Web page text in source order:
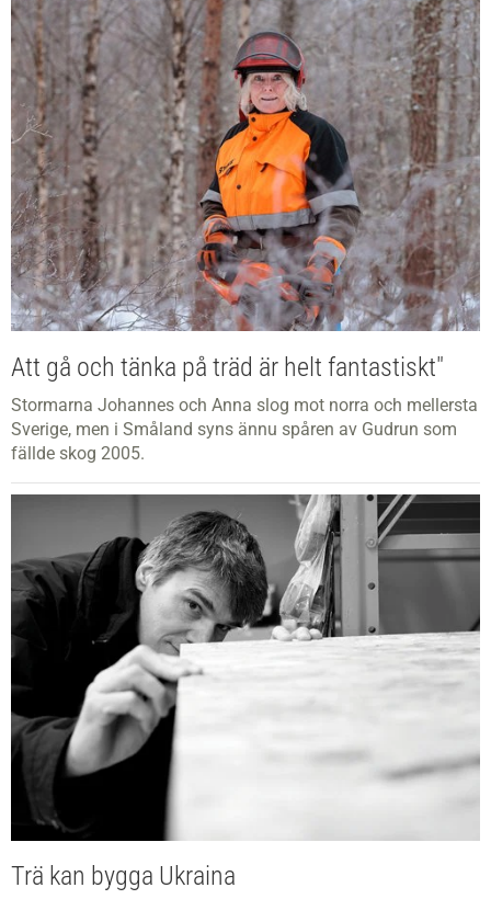
Att gå och tänka på träd är helt fantastiskt"
Stormarna Johannes och Anna slog mot norra och mellersta
Sverige, men i Småland syns ännu spåren av Gudrun som
fällde skog 2005.
Trä kan bygga Ukraina